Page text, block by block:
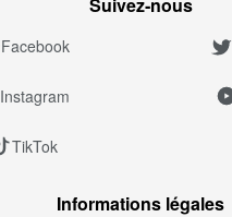
Facebook
Instagram
TikTok
Informations légales